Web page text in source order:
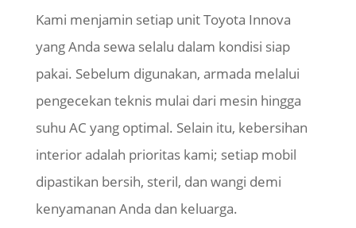
Kami menjamin setiap unit Toyota Innova
yang Anda sewa selalu dalam kondisi siap
pakai. Sebelum digunakan, armada melalui
pengecekan teknis mulai dari mesin hingga
suhu AC yang optimal. Selain itu, kebersihan
interior adalah prioritas kami; setiap mobil
dipastikan bersih, steril, dan wangi demi
kenyamanan Anda dan keluarga.